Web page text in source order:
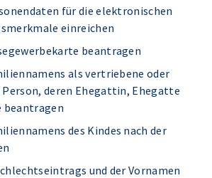
für die elektronischen
einreichen
beantragen
als vertriebene oder
deren Ehegattin, Ehegatte
beantragen
des Kindes nach der
und der Vornamen